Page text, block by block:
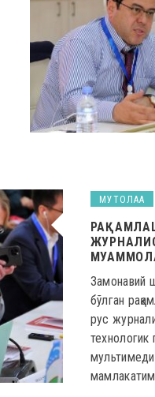
МУТОЛАА
Замонавий
бўлган
рус